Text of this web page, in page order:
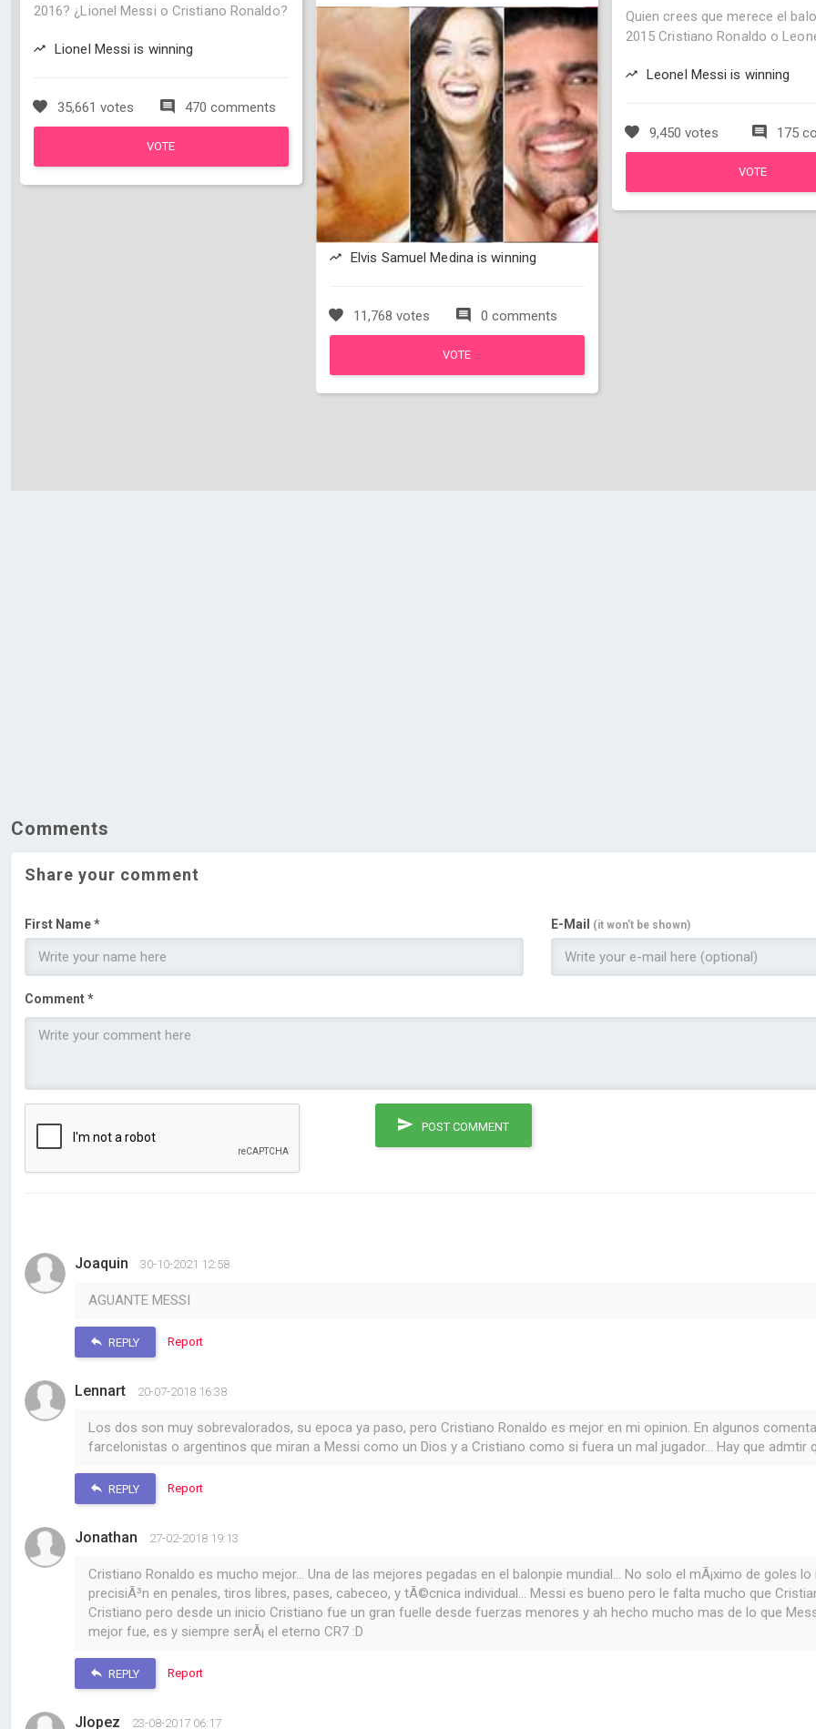
2016? ¿Lionel Messi o Cristiano Ronaldo?
Lionel Messi is winning
35,661 votes 470 comments
VOTE
Elvis Samuel Medina is winning
11,768 votes 0 comments
VOTE
Quien crees que merece el
2015 Cristiano Ronaldo o
Leonel Messi is winning
9,450 votes 175
VOTE
Comments
Share your comment
First Name * E-Mail (it won't be shown)
Comment *
POST COMMENT
Joaquin 30-10-2021 12:58
AGUANTE MESSI
REPLY Report
Lennart 20-07-2018 16:38
Los dos son muy sobrevalorados, su epoca ya paso, pero Cristiano Ronaldo es mejor en mi opinion. En algunos
farcelonistas o argentinos que miran a Messi como un Dios y a Cristiano como si fuera un mal jugador... Hay que admtir
REPLY Report
Jonathan 27-02-2018 19:13
Cristiano Ronaldo es mucho mejor... Una de las mejores pegadas en el balonpie mundial... No solo el mÃ¡ximo de goles
precisiÃ³n en penales, tiros libres, pases, cabeceo, y tÃ©cnica individual... Messi es bueno pero le falta mucho que
Cristiano pero desde un inicio Cristiano fue un gran fuelle desde fuerzas menores y ah hecho mucho mas de lo que
mejor fue, es y siempre serÃ¡ el eterno CR7 :D
REPLY Report
Jlopez 23-08-2017 06:17